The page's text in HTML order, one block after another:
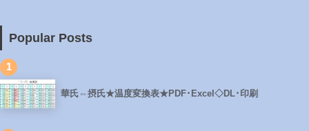
Popular Posts
1
華氏⇔摂氏★温度変換表★PDF･Excel◇DL･印刷